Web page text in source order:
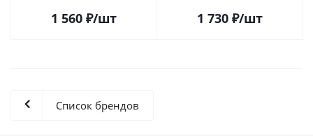
1 560 ₽/шт 1 730 ₽/шт
Список брендов